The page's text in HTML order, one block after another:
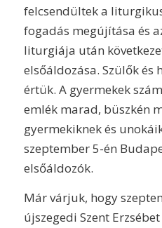
felcsendültek a
fogadás megújítása és
liturgiája után
elsőáldozása. Szülők és
értük. A gyermekek
emlék marad, büszkén
gyermekiknek és
szeptember 5-én
elsőáldozók.
Már várjuk, hogy
újszegedi Szent